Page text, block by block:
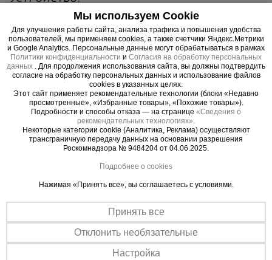
загрузочный бункер для подачи бетона;
шибер;
рукав или лоток;
механический затвор;
управляющие рукоятки;
фиксаторы;
сварная опорная рама;
петли монтажные для транспортировки
башенным либо мостовым краном.
Важные преимущества –
эффективная работа
Усиленный конструктив
Обеспечивает максимальную устойчивость при наполнении и
Мы используем Cookie
Для улучшения работы сайта, анализа трафика и повышения удобства
пользователей, мы применяем cookies, а также счетчики Яндекс.Метрики
и Google Analytics. Персональные данные могут обрабатываться в рамках
Политики конфиденциальности и Согласия на обработку персональных
данных . Для продолжения использования сайта, вы должны подтвердить
согласие на обработку персональных данных и использование файлов
cookies в указанных целях.
Этот сайт применяет рекомендательные технологии (блоки «Недавно
просмотренные», «Избранные товары», «Похожие товары»).
Подробности и способы отказа — на странице «Сведения о
рекомендательных технологиях».
Некоторые категории cookie (Аналитика, Реклама) осуществляют
трансграничную передачу данных на основании разрешения
Роскомнадзора № 9484204 от 04.06.2025.
Подробнее о cookies
Нажимая «Принять все», вы соглашаетесь с условиями.
Принять все
Отклонить необязательные
Настройка